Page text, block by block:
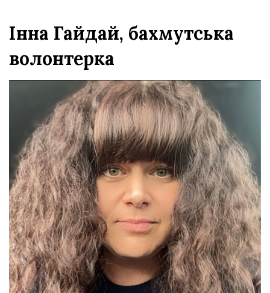
Інна Гайдай, бахмутська
волонтерка